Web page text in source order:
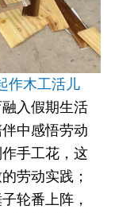
作木工活儿
入假期生活
中感悟劳动
手工花，这
劳动实践；
轮番上阵，